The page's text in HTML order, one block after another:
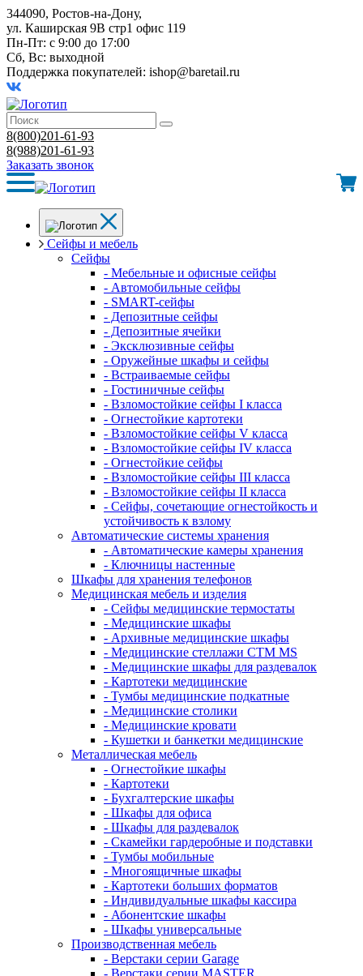
344090, Ростов-на-Дону,
ул. Каширская 9В стр1 офис 119
Пн-Пт: с 9:00 до 17:00
Сб, Вс: выходной
Поддержка покупателей: ishop@baretail.ru
8(800)201-61-93
8(988)201-61-93
Заказать звонок
Сейфы и мебель
Сейфы
- Мебельные и офисные сейфы
- Автомобильные сейфы
- SMART-сейфы
- Депозитные сейфы
- Депозитные ячейки
- Эксклюзивные сейфы
- Оружейные шкафы и сейфы
- Встраиваемые сейфы
- Гостиничные сейфы
- Взломостойкие сейфы I класса
- Огнестойкие картотеки
- Взломостойкие сейфы V класса
- Взломостойкие сейфы IV класса
- Огнестойкие сейфы
- Взломостойкие сейфы III класса
- Взломостойкие сейфы II класса
- Сейфы, сочетающие огнестойкость и
устойчивость к взлому
Автоматические системы хранения
- Автоматические камеры хранения
- Ключницы настенные
Шкафы для хранения телефонов
Медицинская мебель и изделия
- Сейфы медицинские термостаты
- Медицинские шкафы
- Архивные медицинские шкафы
- Медицинские стеллажи CTM MS
- Медицинские шкафы для раздевалок
- Картотеки медицинские
- Тумбы медицинские подкатные
- Медицинские столики
- Медицинские кровати
- Кушетки и банкетки медицинские
Металлическая мебель
- Огнестойкие шкафы
- Картотеки
- Бухгалтерские шкафы
- Шкафы для офиса
- Шкафы для раздевалок
- Скамейки гардеробные и подставки
- Тумбы мобильные
- Многоящичные шкафы
- Картотеки больших форматов
- Индивидуальные шкафы кассира
- Абонентские шкафы
- Шкафы универсальные
Производственная мебель
- Верстаки серии Garage
- Верстаки серии MASTER